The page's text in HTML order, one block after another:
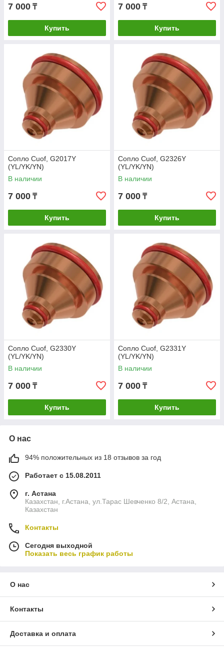
7 000 ₸
Купить
7 000 ₸
Купить
Сопло Cuof, G2017Y
(YL/YK/YN)
В наличии
7 000 ₸
Купить
Сопло Cuof, G2326Y
(YL/YK/YN)
В наличии
7 000 ₸
Купить
Сопло Cuof, G2330Y
(YL/YK/YN)
В наличии
7 000 ₸
Купить
Сопло Cuof, G2331Y
(YL/YK/YN)
В наличии
7 000 ₸
Купить
О нас
94% положительных из 18 отзывов за год
Работает с 15.08.2011
г. Астана
Казахстан, г.Астана, ул.Тарас Шевченко 8/2, Астана,
Казахстан
Контакты
Сегодня выходной
Показать весь график работы
О нас
Контакты
Доставка и оплата